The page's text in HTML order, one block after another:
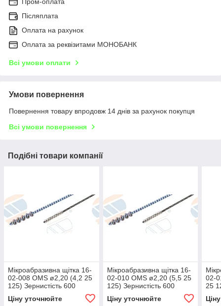
Післяплата
Оплата на рахунок
Оплата за реквізитами МОНОБАНК
Всі умови оплати
Умови повернення
Повернення товару впродовж 14 днів за рахунок покупця
Всі умови повернення
Подібні товари компанії
Мікроабразивна щітка 16-
02-008 OMS ø2,20 (4,2 25
125) Зернистість 600
Ціну уточнюйте
Мікроабразивна щітка 16-
02-010 OMS ø2,20 (5,5 25
125) Зернистість 600
Ціну уточнюйте
02-
25